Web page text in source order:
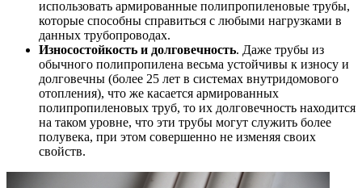
использовать армированные полипропиленовые трубы,
которые способны справиться с любыми нагрузками в
данных трубопроводах.
Износостойкость и долговечность. Даже трубы из
обычного полипропилена весьма устойчивы к износу и
долговечны (более 25 лет в системах внутридомового
отопления), что же касается армированных
полипропиленовых труб, то их долговечность находится
на таком уровне, что эти трубы могут служить более
полувека, при этом совершенно не изменяя своих
свойств.